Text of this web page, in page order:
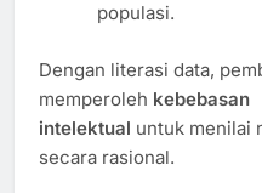
populasi.
Dengan literasi data,
memperoleh kebebasan
intelektual untuk menilai
secara rasional.